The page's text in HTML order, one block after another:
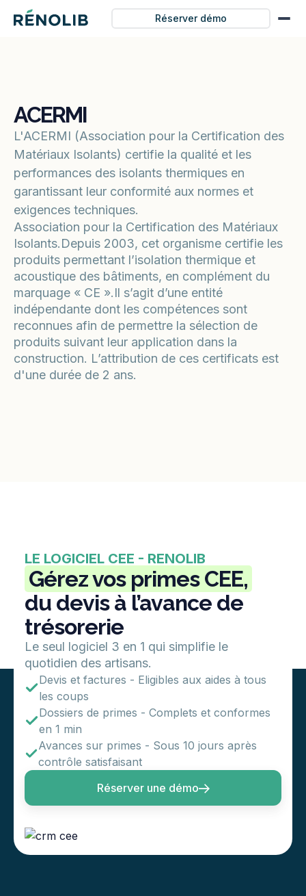
Réserver démo
ACERMI
L'ACERMI (Association pour la Certification des
Matériaux Isolants) certifie la qualité et les
performances des isolants thermiques en
garantissant leur conformité aux normes et
exigences techniques.
Association pour la Certification des Matériaux
Isolants.Depuis 2003, cet organisme certifie les
produits permettant l’isolation thermique et
acoustique des bâtiments, en complément du
marquage « CE ».Il s’agit d’une entité
indépendante dont les compétences sont
reconnues afin de permettre la sélection de
produits suivant leur application dans la
construction. L’attribution de ces certificats est
d'une durée de 2 ans.
LE LOGICIEL CEE - RENOLIB
Gérez vos primes CEE,
du devis à l’avance de
trésorerie
Le seul logiciel 3 en 1 qui simplifie le
quotidien des artisans.
Devis et factures - Eligibles aux aides à tous
les coups
Dossiers de primes - Complets et conformes
en 1 min
Avances sur primes - Sous 10 jours après
contrôle satisfaisant
Réserver une démo